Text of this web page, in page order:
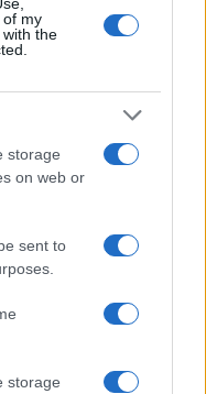
of my
the
storage
on web or
sent to
storage
alle pressioni